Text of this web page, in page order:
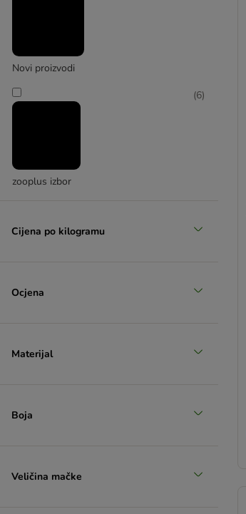
Novi proizvodi
zooplus izbor
(6)
Cijena po kilogramu
Ocjena
Materijal
Boja
Veličina mačke